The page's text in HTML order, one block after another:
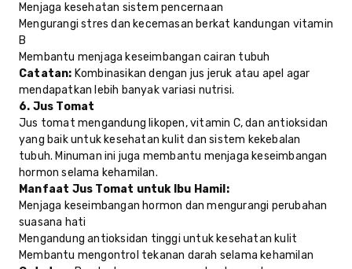
Menjaga kesehatan sistem pencernaan
Mengurangi stres dan kecemasan berkat kandungan vitamin
B
Membantu menjaga keseimbangan cairan tubuh
Catatan: Kombinasikan dengan jus jeruk atau apel agar
mendapatkan lebih banyak variasi nutrisi.
6. Jus Tomat
Jus tomat mengandung likopen, vitamin C, dan antioksidan
yang baik untuk kesehatan kulit dan sistem kekebalan
tubuh. Minuman ini juga membantu menjaga keseimbangan
hormon selama kehamilan.
Manfaat Jus Tomat untuk Ibu Hamil:
Menjaga keseimbangan hormon dan mengurangi perubahan
suasana hati
Mengandung antioksidan tinggi untuk kesehatan kulit
Membantu mengontrol tekanan darah selama kehamilan